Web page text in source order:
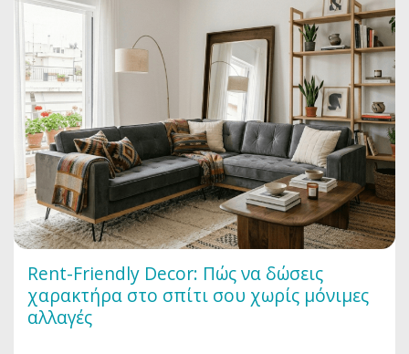
Rent-Friendly Decor: Πώς να δώσεις
χαρακτήρα στο σπίτι σου χωρίς μόνιμες
αλλαγές